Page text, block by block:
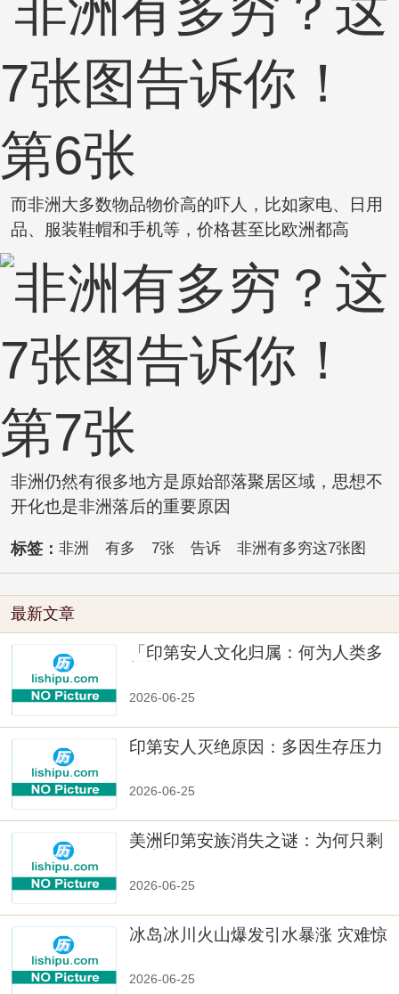
而非洲大多数物品物价高的吓人，比如家电、日用
品、服装鞋帽和手机等，价格甚至比欧洲都高
非洲仍然有很多地方是原始部落聚居区域，思想不
开化也是非洲落后的重要原因
标签： 非洲 有多 7张 告诉 非洲有多穷这7张图
最新文章
「印第安人文化归属：何为人类多
2026-06-25
印第安人灭绝原因：多因生存压力
2026-06-25
美洲印第安族消失之谜：为何只剩
2026-06-25
冰岛冰川火山爆发引水暴涨 灾难惊
2026-06-25